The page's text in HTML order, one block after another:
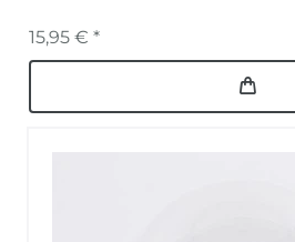
15,95 € *